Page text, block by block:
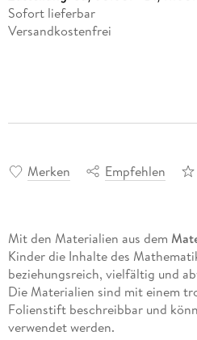
Sofort lieferbar
Versandkostenfrei
Merken Empfehlen
Mit den Materialien aus dem
Kinder die Inhalte des
beziehungsreich, vielfältig und
Die Materialien sind mit einem
Folienstift beschreibbar und
verwendet werden.